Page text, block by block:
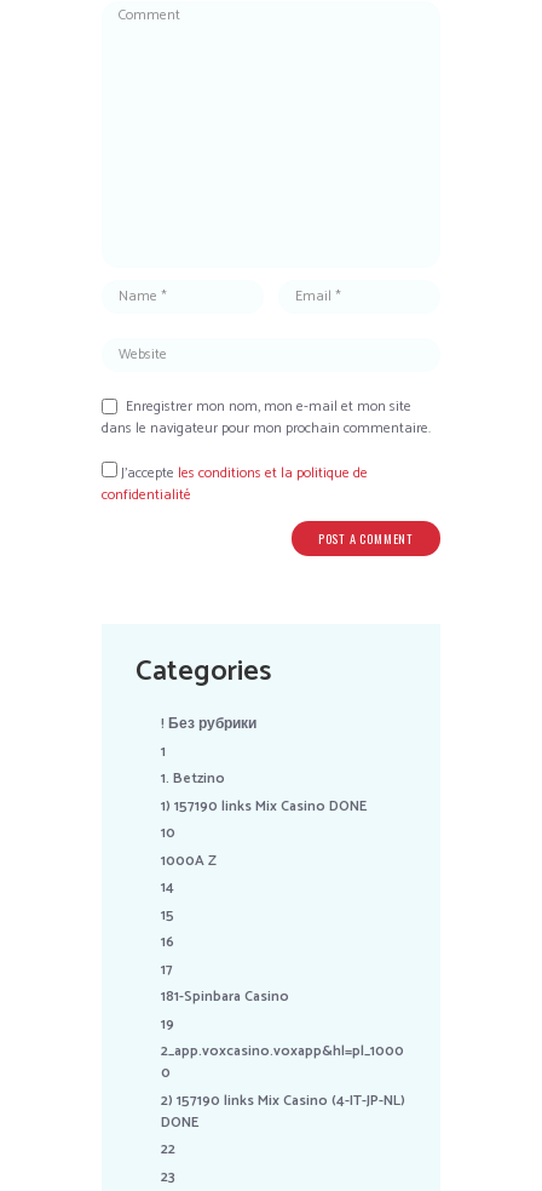
Enregistrer mon nom, mon e-mail et mon site
dans le navigateur pour mon prochain commentaire.
J’accepte les conditions et la politique de
confidentialité
Categories
! Без рубрики
1
1. Betzino
1) 157190 links Mix Casino DONE
10
1000A Z
14
15
16
17
181-Spinbara Casino
19
2_app.voxcasino.voxapp&hl=pl_1000
0
2) 157190 links Mix Casino (4-IT-JP-NL)
DONE
22
23